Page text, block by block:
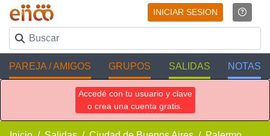
INICIAR SESION
PAREJA / AMIGOS GRUPOS SALIDAS NOTAS
Accedé con tu usuario y clave
o crea una cuenta gratis.